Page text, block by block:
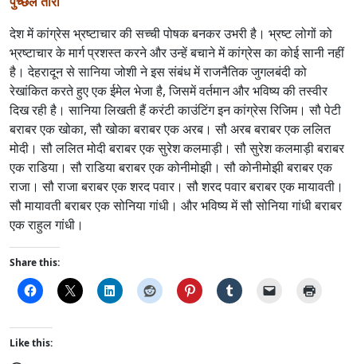
देश में कांग्रेस भ्रष्टाचार की सच्ची पोषक बनकर उभरी है। भ्रष्ट लोगों को
भ्रष्टाचार के मार्ग प्रशस्त करने और उन्हें बचाने में कांग्रेस का कोई सानी नहीं
है। देहरादून से सानिया जोशी ने इस संबंध में राजनैतिक जुगलबंदी को
रेखांकित करते हुए एक ईमेल भेजा है, जिसमें वर्तमान और भविष्य की तस्वीर
दिख रही है। सानिया लिखती हैं करंटी काउंटिंग इन कांग्रेस रिजिम। सौ पेटी
बराबर एक खोका, सौ खोका बराबर एक अरब। सौ अरब बराबर एक ललित
मोदी। सौ ललित मोदी बराबर एक सुरेश कलमाड़ी। सौ सुरेश कलमाड़ी बराबर
एक राडिया। सौ राडिया बराबर एक कोनीमोझी। सौ कोनीमोझी बराबर एक
राजा। सौ राजा बराबर एक शरद पवार। सौ शरद पवार बराबर एक मायावती।
सौ मायावती बराबर एक सोनिया गांधी। और भविष्य में सौ सोनिया गांधी बराबर
एक राहुल गांधी।
Share this:
Like this: